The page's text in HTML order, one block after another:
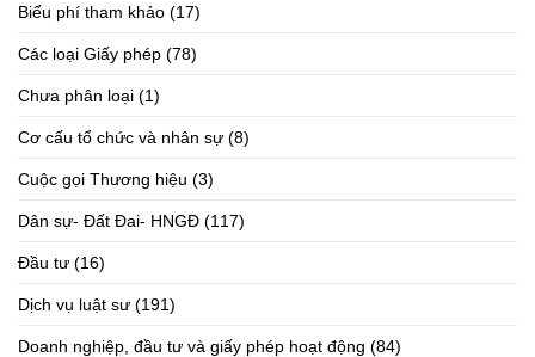
Biểu phí tham khảo (17)
Các loại Giấy phép (78)
Chưa phân loại (1)
Cơ cấu tổ chức và nhân sự (8)
Cuộc gọi Thương hiệu (3)
Dân sự- Đất Đai- HNGĐ (117)
Đầu tư (16)
Dịch vụ luật sư (191)
Doanh nghiệp, đầu tư và giấy phép hoạt động (84)